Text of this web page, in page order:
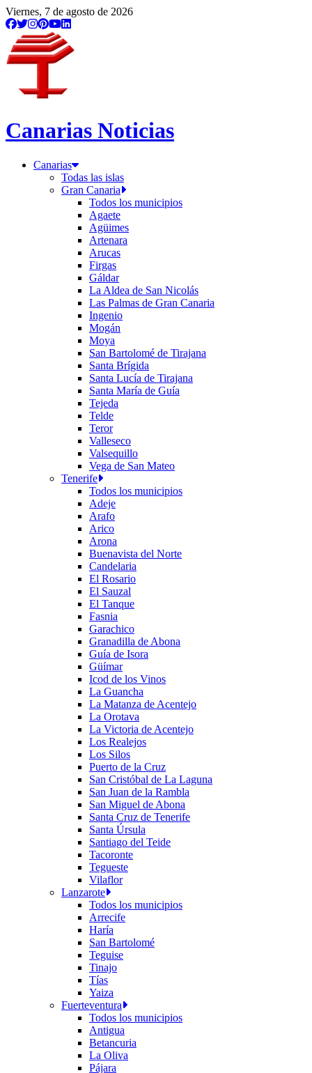
Viernes, 7 de agosto de 2026
Canarias Noticias
Canarias
Todas las islas
Gran Canaria
Todos los municipios
Agaete
Agüimes
Artenara
Arucas
Firgas
Gáldar
La Aldea de San Nicolás
Las Palmas de Gran Canaria
Ingenio
Mogán
Moya
San Bartolomé de Tirajana
Santa Brígida
Santa Lucía de Tirajana
Santa María de Guía
Tejeda
Telde
Teror
Valleseco
Valsequillo
Vega de San Mateo
Tenerife
Todos los municipios
Adeje
Arafo
Arico
Arona
Buenavista del Norte
Candelaria
El Rosario
El Sauzal
El Tanque
Fasnia
Garachico
Granadilla de Abona
Guía de Isora
Güímar
Icod de los Vinos
La Guancha
La Matanza de Acentejo
La Orotava
La Victoria de Acentejo
Los Realejos
Los Silos
Puerto de la Cruz
San Cristóbal de La Laguna
San Juan de la Rambla
San Miguel de Abona
Santa Cruz de Tenerife
Santa Úrsula
Santiago del Teide
Tacoronte
Tegueste
Vilaflor
Lanzarote
Todos los municipios
Arrecife
Haría
San Bartolomé
Teguise
Tinajo
Tías
Yaiza
Fuerteventura
Todos los municipios
Antigua
Betancuria
La Oliva
Pájara